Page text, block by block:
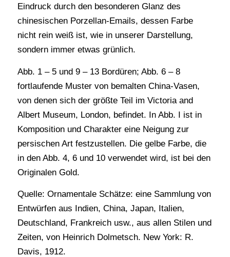
Eindruck durch den besonderen Glanz des
chinesischen Porzellan-Emails, dessen Farbe
nicht rein weiß ist, wie in unserer Darstellung,
sondern immer etwas grünlich.
Abb. 1 – 5 und 9 – 13 Bordüren; Abb. 6 – 8
fortlaufende Muster von bemalten China-Vasen,
von denen sich der größte Teil im Victoria and
Albert Museum, London, befindet. In Abb. I ist in
Komposition und Charakter eine Neigung zur
persischen Art festzustellen. Die gelbe Farbe, die
in den Abb. 4, 6 und 10 verwendet wird, ist bei den
Originalen Gold.
Quelle: Ornamentale Schätze: eine Sammlung von
Entwürfen aus Indien, China, Japan, Italien,
Deutschland, Frankreich usw., aus allen Stilen und
Zeiten, von Heinrich Dolmetsch. New York: R.
Davis, 1912.